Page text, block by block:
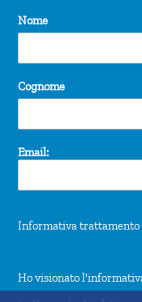
Nome
Cognome
Email:
Informativa
Ho visionato